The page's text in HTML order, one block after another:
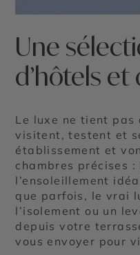
Une
d’hôtels
Le luxe ne tient pas
visitent, testent et
établissement et
chambres précises
l’ensoleillement
que parfois, le vrai
l’isolement ou un
depuis votre
vous envoyer pour